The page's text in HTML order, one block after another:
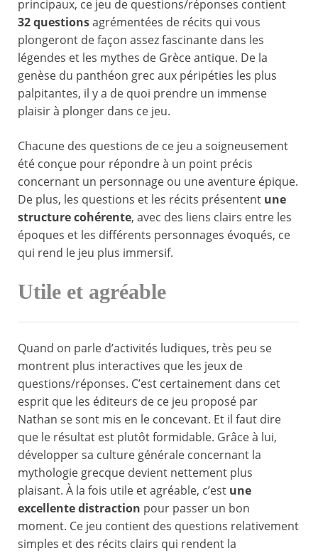
principaux, ce jeu de questions/réponses contient
32 questionsagrémentées de récits qui vous
plongeront de façon assez fascinante dans les
légendes et les mythes de Grèce antique. De la
genèse du panthéon grec aux péripéties les plus
palpitantes, il y a de quoi prendre un immense
plaisir à plonger dans ce jeu.
Chacune des questions de ce jeu a soigneusement
été conçue pour répondre à un point précis
concernant un personnage ou une aventure épique.
De plus, les questions et les récits présentent une
structure cohérente, avec des liens clairs entre les
époques et les différents personnages évoqués, ce
qui rend le jeu plus immersif.
Utile et agréable
Quand on parle d’activités ludiques, très peu se
montrent plus interactives que les jeux de
questions/réponses. C’est certainement dans cet
esprit que les éditeurs de ce jeu proposé par
Nathan se sont mis en le concevant. Et il faut dire
que le résultat est plutôt formidable. Grâce à lui,
développer sa culture générale concernant la
mythologie grecque devient nettement plus
plaisant. À la fois utile et agréable, c’est une
excellente distraction pour passer un bon
moment. Ce jeu contient des questions relativement
simples et des récits clairs qui rendent la